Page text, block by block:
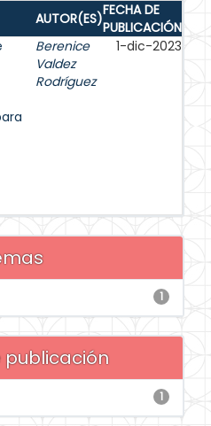
AUTOR(ES)FECHA DE
PUBLICACIÓN
Berenice
Valdez
Rodríguez
1-dic-2023
1
publicación
1